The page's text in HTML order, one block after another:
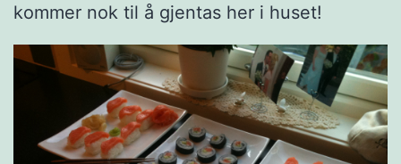
kommer nok til å gjentas her i huset!